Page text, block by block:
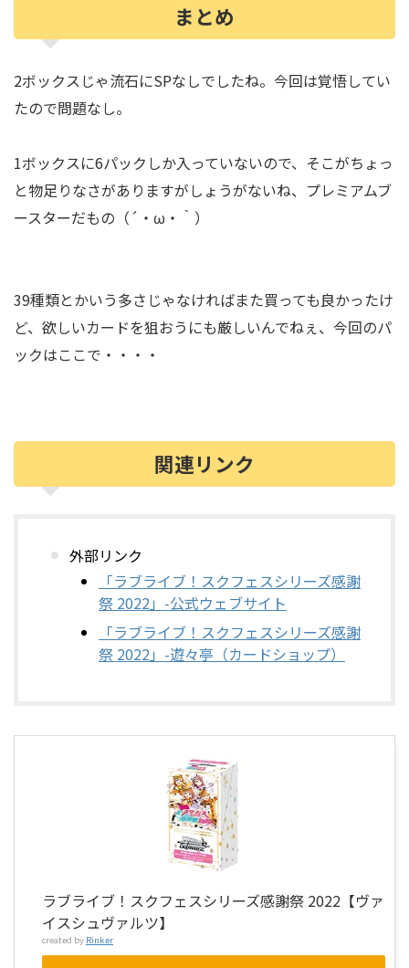
まとめ
2ボックスじゃ流石にSPなしでしたね。今回は覚悟してい
たので問題なし。
1ボックスに6パックしか入っていないので、そこがちょっ
と物足りなさがありますがしょうがないね、プレミアムブ
ースターだもの（´・ω・｀）
39種類とかいう多さじゃなければまた買っても良かったけ
ど、欲しいカードを狙おうにも厳しいんでねぇ、今回のパ
ックはここで・・・・
関連リンク
外部リンク
「ラブライブ！スクフェスシリーズ感謝
祭 2022」-公式ウェブサイト
「ラブライブ！スクフェスシリーズ感謝
祭 2022」-遊々亭（カードショップ）
ラブライブ！スクフェスシリーズ感謝祭 2022【ヴァ
イスシュヴァルツ】
created by Rinker